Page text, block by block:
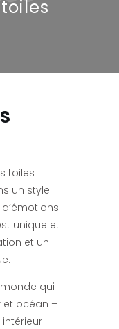
toiles
un style
unique et
et un
qui
et océan –
–